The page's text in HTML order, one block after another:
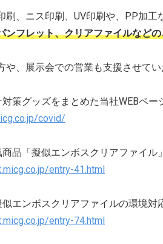
刷、ニス印刷、UV印刷や、PP加工
ンフレット、クリアファイルなど
や、展示会での営業も支援させてい
策グッズをまとめた当社WEBペー
covid/
品「擬似エンボスクリアファイル
entry-41.html
エンボスクリアファイルの環境対
entry-74.html